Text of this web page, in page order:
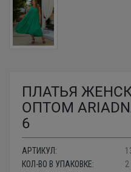
ПЛАТЬЯ
ОПТОМ
6
АРТИКУЛ:
КОЛ-ВО В УПАКОВКЕ:
2